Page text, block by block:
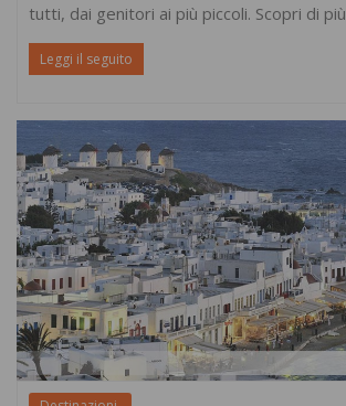
tutti, dai genitori ai più piccoli. Scopri di più
Leggi il seguito